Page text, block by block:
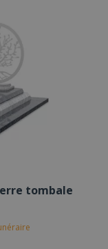
tombale